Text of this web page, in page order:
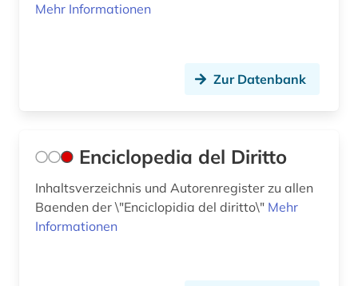
Mehr Informationen
Zur Datenbank
Enciclopedia del Diritto
Inhaltsverzeichnis und Autorenregister zu allen
Baenden der \"Enciclopidia del diritto\" Mehr
Informationen